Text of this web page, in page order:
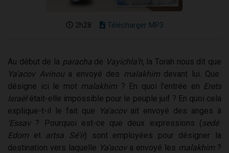
2h28 Télécharger MP3
Au début de la parachade Vayichla'h, la Torah nous dit que
Ya'acov Avinoua envoyé des malakhimdevant lui. Que
désigne ici le mot malakhim ? En quoi l'entrée en Erets
Israëlétait-elle impossible pour le peuple juif ? En quoi cela
explique-t-il le fait que
Ya'acovait envoyé des anges à
'Essav? Pourquoi est-ce que deux expressions (sedé
Edom et artsa Sé'ir) sont employées pour désigner la
destination vers laquelle Ya'acova envoyé les malakhim ?